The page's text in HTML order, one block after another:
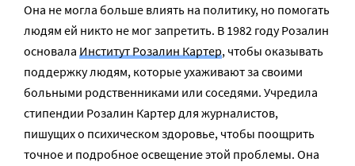
Она не могла больше влиять на политику, но помогать
людям ей никто не мог запретить. В 1982 году Розалин
основала Институт Розалин Картер, чтобы оказывать
поддержку людям, которые ухаживают за своими
больными родственниками или соседями. Учредила
стипендии Розалин Картер для журналистов,
пишущих о психическом здоровье, чтобы поощрить
точное и подробное освещение этой проблемы. Она